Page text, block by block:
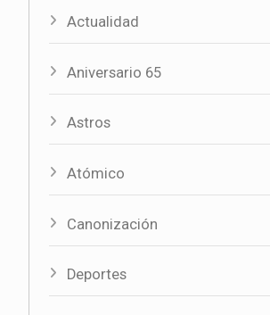
Actualidad
Aniversario 65
Astros
Atómico
Canonización
Deportes